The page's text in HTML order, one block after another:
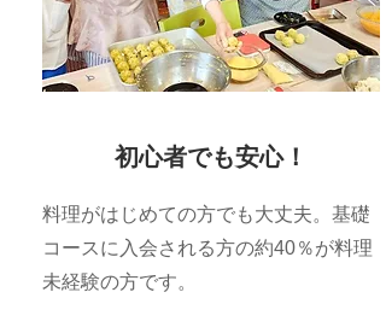
初心者でも安心！
料理がはじめての方でも大丈夫。基礎
コースに入会される方の約40％が料理
未経験の方です。